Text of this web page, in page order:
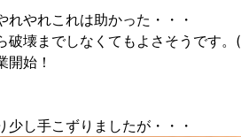
れやれこれは助かった・・・
破壊までしなくてもよさそうです
開始！
少し手こずりましたが・・・